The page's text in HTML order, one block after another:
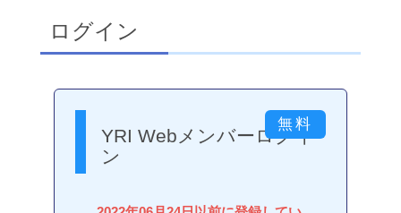
ログイン
YRI Webメンバーログイ
ン